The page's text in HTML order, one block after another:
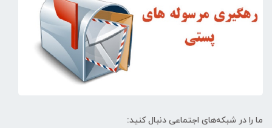
ما را در شبکه‌های اجتماعی دنبال کنید: